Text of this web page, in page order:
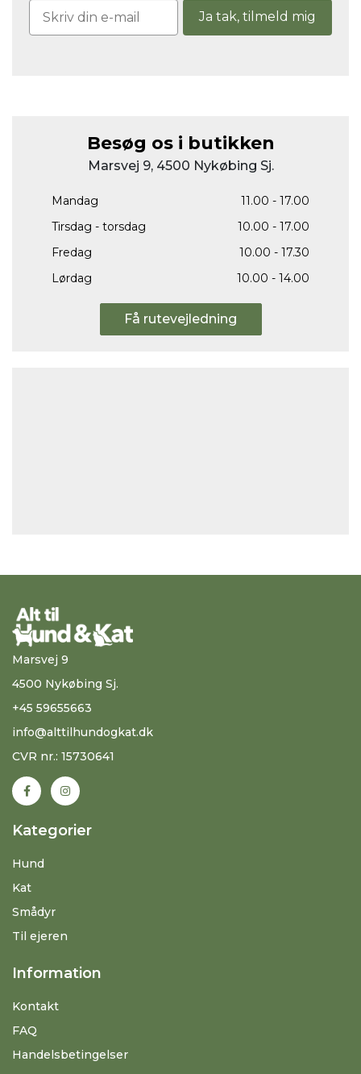
Ja tak, tilmeld mig
Besøg os i butikken
Marsvej 9, 4500 Nykøbing Sj.
Mandag
11.00 - 17.00
Tirsdag - torsdag
10.00 - 17.00
Fredag
10.00 - 17.30
Lørdag
10.00 - 14.00
Få rutevejledning
Marsvej 9
4500 Nykøbing Sj.
+45 59655663
info@alttilhundogkat.dk
CVR nr.: 15730641
Kategorier
Hund
Kat
Smådyr
Til ejeren
Information
Kontakt
FAQ
Handelsbetingelser